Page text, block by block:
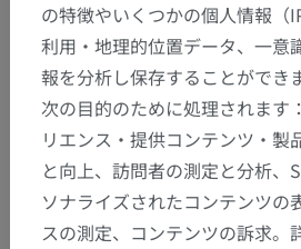
Guyton AC, Hall JE.Textbook of Medical
解剖学的階層
人体解剖学2
の特徴やいくつかの個人情報（
利用・地理的位置データ、一意
報を分析し保存することができ
次の目的のために処理されます
リエンス・提供コンテンツ・製
と向上、訪問者の測定と分析、
ソナライズされたコンテンツの
スの測定、コンテンツの訴求。